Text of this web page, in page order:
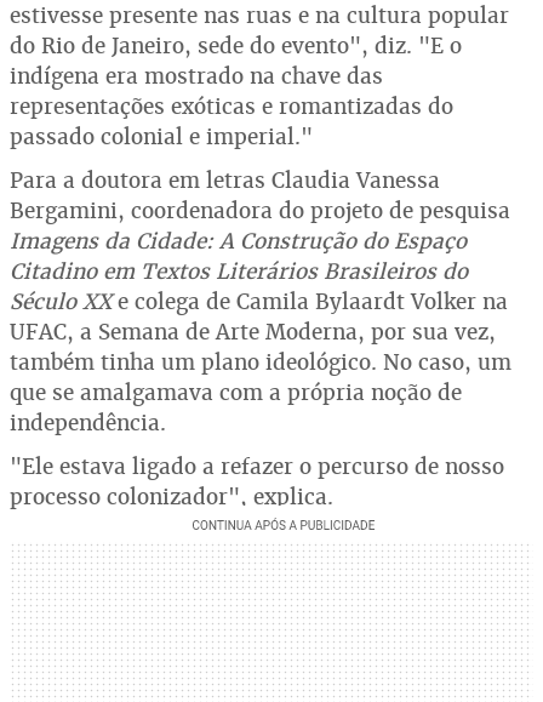
estivesse presente nas ruas e na cultura popular
do Rio de Janeiro, sede do evento", diz. "E o
indígena era mostrado na chave das
representações exóticas e romantizadas do
passado colonial e imperial."
Para a doutora em letras Claudia Vanessa
Bergamini, coordenadora do projeto de pesquisa
Imagens da Cidade: A Construção do Espaço
Citadino em Textos Literários Brasileiros do
Século XXe colega de Camila Bylaardt Volker na
UFAC, a Semana de Arte Moderna, por sua vez,
também tinha um plano ideológico. No caso, um
que se amalgamava com a própria noção de
independência.
"Ele estava ligado a refazer o percurso de nosso
processo colonizador", explica.